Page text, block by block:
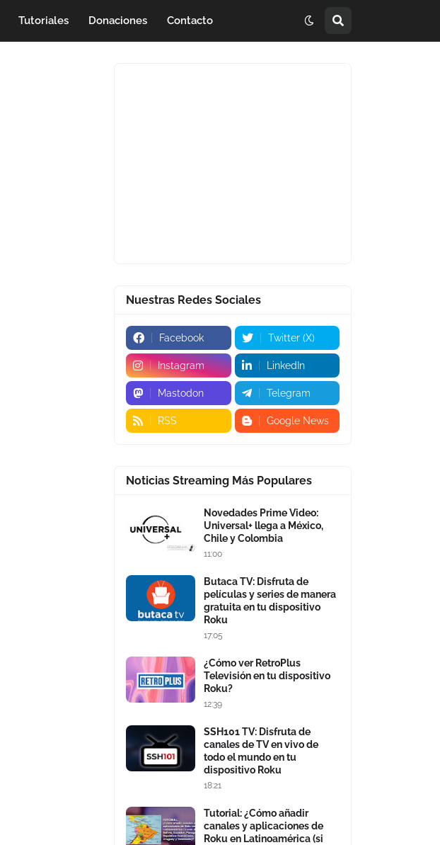
Tutoriales Donaciones Contacto
Nuestras Redes Sociales
Facebook Twitter (X)
Instagram LinkedIn
Mastodon Telegram
RSS Google News
Noticias Streaming Más Populares
Novedades Prime Video:
Universal+ llega a México,
Chile y Colombia
11:00
Butaca TV: Disfruta de
películas y series de manera
gratuita en tu dispositivo
Roku
17:05
¿Cómo ver RetroPlus
Televisión en tu dispositivo
Roku?
12:39
SSH101 TV: Disfruta de
canales de TV en vivo de
todo el mundo en tu
dispositivo Roku
18:21
Tutorial: ¿Cómo añadir
canales y aplicaciones de
Roku en Latinoamérica (si